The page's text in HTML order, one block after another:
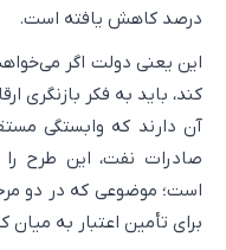
درصد کاهش یافته است.
این یعنی دولت اگر
کند، باید به فکر بازنگری
آن دارند که وابستگی
صادرات نفت، این طرح را
است؛ موضوعی که در دو
برای تأمین اعتبار به